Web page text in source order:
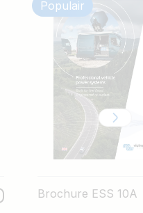
Populair
Brochure ESS 10A